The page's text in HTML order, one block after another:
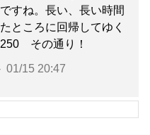
すね。長い、長い時間
ところに回帰してゆく
その通り！
01/15 20:47